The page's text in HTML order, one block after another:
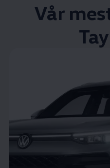
Vår